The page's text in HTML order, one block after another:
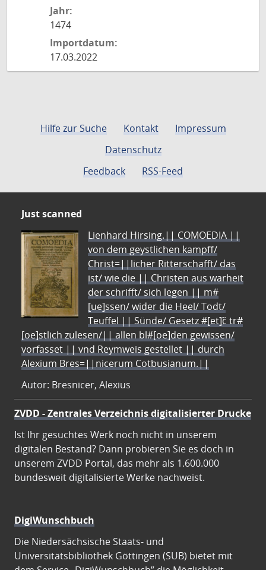
Jahr:
1474
Importdatum:
17.03.2022
Hilfe zur Suche Kontakt
Impressum
Datenschutz
Feedback
RSS-Feed
Just scanned
Lienhard Hirsing.|| COMOEDIA ||
von dem geystlichen kampff/
Christ=||licher Ritterschafft/ das
ist/ wie die || Christen aus warheit
der schrifft/ sich legen || m#
[ue]ssen/ wider die Heel/ Todt/
Teuffel || Sünde/ Gesetz #[et]c̃ tr#
[oe]stlich zulesen/|| allen bl#[oe]den gewissen/
vorfasset || vnd Reymweis gestellet || durch
Alexium Bres=||nicerum Cotbusianum.||
Autor: Bresnicer, Alexius
ZVDD - Zentrales Verzeichnis digitalisierter Drucke
Ist Ihr gesuchtes Werk noch nicht in unserem
digitalen Bestand? Dann probieren Sie es doch in
unserem ZVDD Portal, das mehr als 1.600.000
bundesweit digitalisierte Werke nachweist.
DigiWunschbuch
Die Niedersächsische Staats- und
Universitätsbibliothek Göttingen (SUB) bietet mit